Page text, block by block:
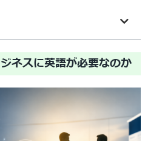
ネスに英語が必要なのか